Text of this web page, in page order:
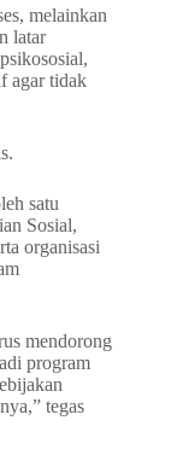
melainkan
latar
agar tidak
satu
Sosial,
organisasi
mendorong
program
tegas